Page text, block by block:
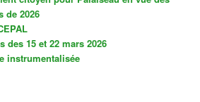
de 2026
des 15 et 22 mars 2026
instrumentalisée